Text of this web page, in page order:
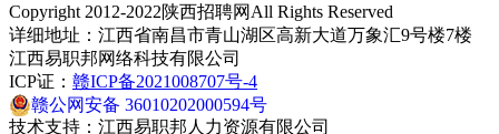
Copyright 2012-2022陕西招聘网All Rights Reserved
详细地址：江西省南昌市青山湖区高新大道万象汇9号楼7楼
江西易职邦网络科技有限公司
ICP证： 赣ICP备2021008707号-4
赣公网安备 36010202000594号
技术支持：江西易职邦人力资源有限公司